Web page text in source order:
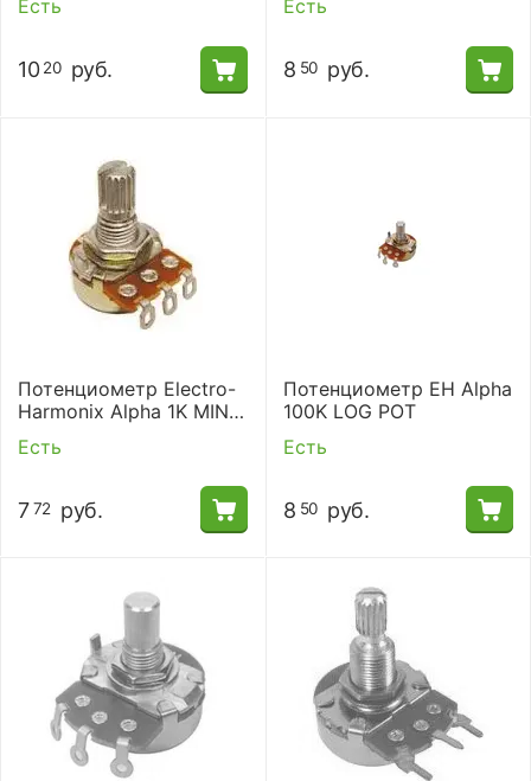
Есть
10 20 руб.
Есть
8 50 руб.
Потенциометр Electro-
Harmonix Alpha 1K MINI
Есть
7 72 руб.
Потенциометр EH Alpha
100K LOG POT
Есть
8 50 руб.